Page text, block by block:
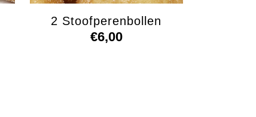
2 Stoofperenbollen
€6,00